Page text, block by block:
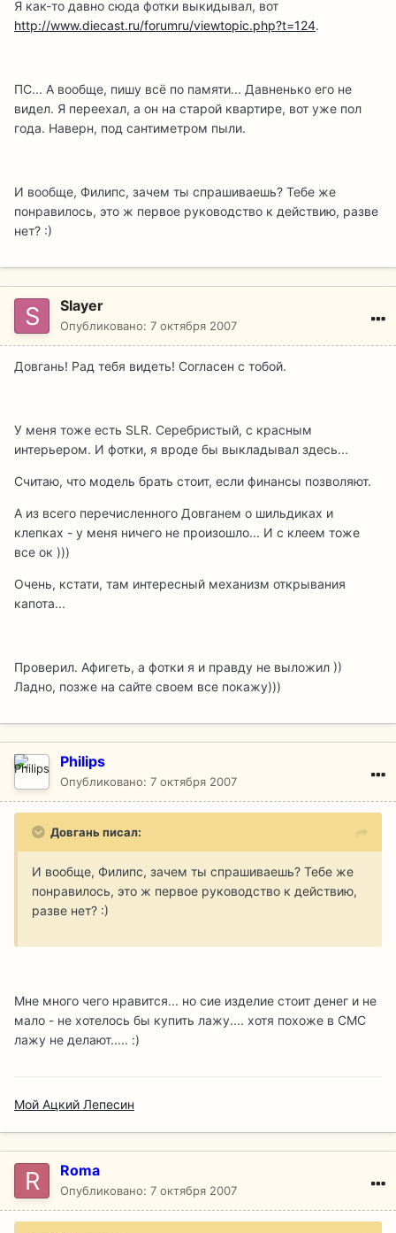
Я как-то давно сюда фотки выкидывал, вот
http://www.diecast.ru/forumru/viewtopic.php?t=124.
ПС... А вообще, пишу всё по памяти... Давненько его не
видел. Я переехал, а он на старой квартире, вот уже пол
года. Наверн, под сантиметром пыли.
И вообще, Филипс, зачем ты спрашиваешь? Тебе же
понравилось, это ж первое руководство к действию, разве
нет? :)
Slayer
Опубликовано: 7 октября 2007
Довгань! Рад тебя видеть! Согласен с тобой.
У меня тоже есть SLR. Серебристый, с красным
интерьером. И фотки, я вроде бы выкладывал здесь...
Считаю, что модель брать стоит, если финансы позволяют.
А из всего перечисленного Довганем о шильдиках и
клепках - у меня ничего не произошло... И с клеем тоже
все ок )))
Очень, кстати, там интересный механизм открывания
капота...
Проверил. Афигеть, а фотки я и правду не выложил ))
Ладно, позже на сайте своем все покажу)))
Philips
Опубликовано: 7 октября 2007
Довгань писал:
И вообще, Филипс, зачем ты спрашиваешь? Тебе же
понравилось, это ж первое руководство к действию,
разве нет? :)
Мне много чего нравится... но сие изделие стоит денег и не
мало - не хотелось бы купить лажу.... хотя похоже в СМС
лажу не делают..... :)
Мой Ацкий Лепесин
Roma
Опубликовано: 7 октября 2007